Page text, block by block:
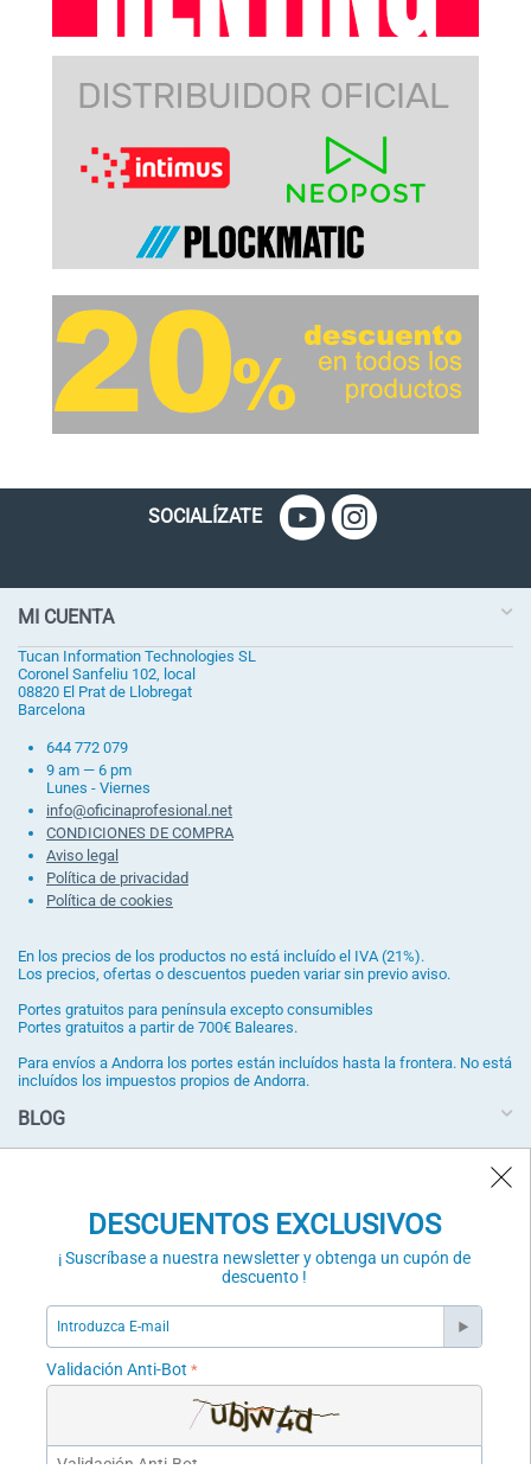
SOCIALÍZATE
MI CUENTA
Tucan Information Technologies SL
Coronel Sanfeliu 102, local
08820 El Prat de Llobregat
Barcelona
644 772 079
9 am — 6 pm
Lunes - Viernes
info@oficinaprofesional.net
CONDICIONES DE COMPRA
Aviso legal
Política de privacidad
Política de cookies
En los precios de los productos no está incluído el IVA (21%).
Los precios, ofertas o descuentos pueden variar sin previo aviso.
Portes gratuitos para península excepto consumibles
Portes gratuitos a partir de 700€ Baleares.
Para envíos a Andorra los portes están incluídos hasta la frontera. No está
incluídos los impuestos propios de Andorra.
BLOG
descuento !DESCUENTOS EXCLUSIVOS
¡ Suscríbase a nuestra newsletter y obtenga un cupón de
descuento !
Validación Anti-Bot